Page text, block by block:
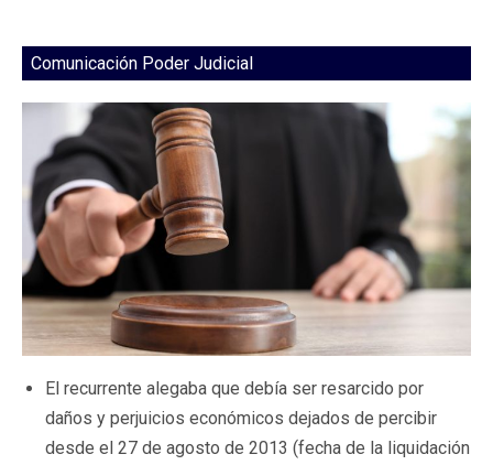
Comunicación Poder Judicial
El recurrente alegaba que debía ser resarcido por
daños y perjuicios económicos dejados de percibir
desde el 27 de agosto de 2013 (fecha de la liquidación